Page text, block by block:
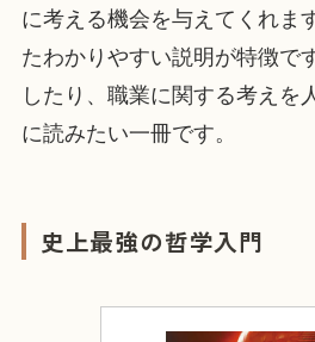
に考える機会を与えてくれま
たわかりやすい説明が特徴で
したり、職業に関する考えを
に読みたい一冊です。
史上最強の哲学入門